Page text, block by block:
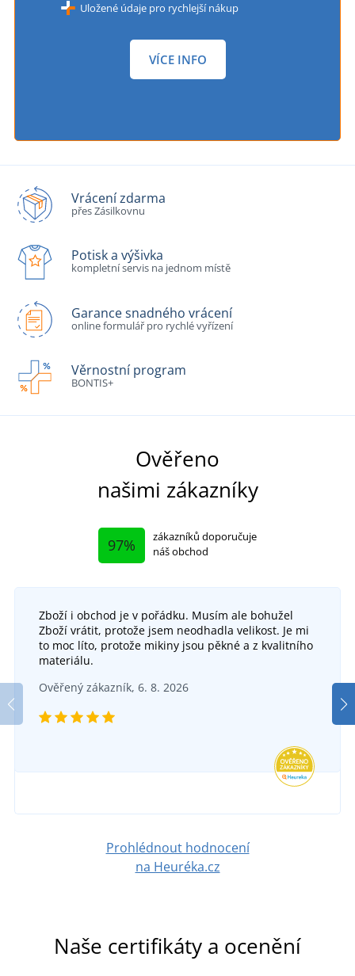
Uložené údaje pro rychlejší nákup
VÍCE INFO
Vrácení zdarma
přes Zásilkovnu
Potisk a výšivka
kompletní servis na jednom místě
Garance snadného vrácení
online formulář pro rychlé vyřízení
Věrnostní program
BONTIS+
Ověřeno
našimi zákazníky
97%
zákazníků doporučuje
náš obchod
Zboží i obchod je v pořádku. Musím ale bohužel
Zboží vrátit, protože jsem neodhadla velikost. Je mi
to moc líto, protože mikiny jsou pěkné a z kvalitního
materiálu.
Ověřený zákazník, 6. 8. 2026
Prohlédnout hodnocení
na Heuréka.cz
Naše certifikáty a ocenění